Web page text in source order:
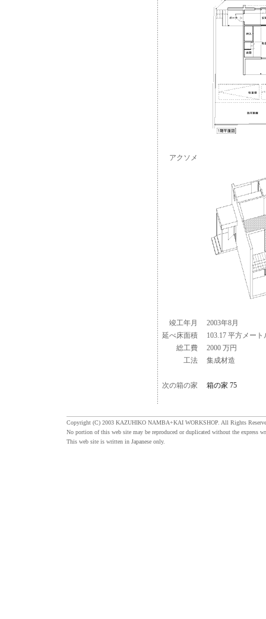
アクソメ
竣工年月
2003年8月
延べ床面積
103.17 平方メート
総工費
2000 万円
工法
集成材造
次の箱の家 箱の家 75
Copyright (C) 2003 KAZUHIKO NAMBA+KAI WORKSHOP. All Rights
No portion of this web site may be reproduced or duplicated without the express
This web site is written in Japanese only.